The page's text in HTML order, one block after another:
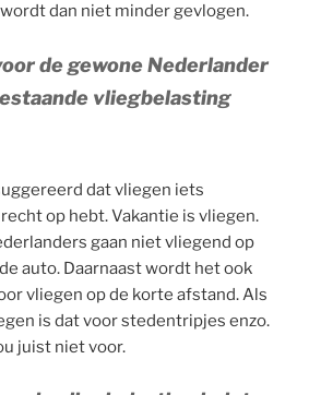
dan niet minder gevlogen.
de gewone Nederlander
vliegbelasting
dat vliegen iets
op hebt. Vakantie is vliegen.
gaan niet vliegend op
auto. Daarnaast wordt het ook
vliegen op de korte afstand. Als
is dat voor stedentripjes enzo.
juist niet voor.